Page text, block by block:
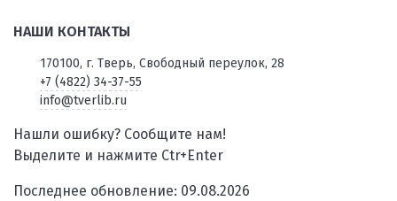
НАШИ КОНТАКТЫ
170100, г. Тверь, Свободный переулок, 28
+7 (4822) 34-37-55
info@tverlib.ru
Нашли ошибку? Сообщите нам!
Выделите и нажмите Ctr+Enter
Последнее обновление: 09.08.2026